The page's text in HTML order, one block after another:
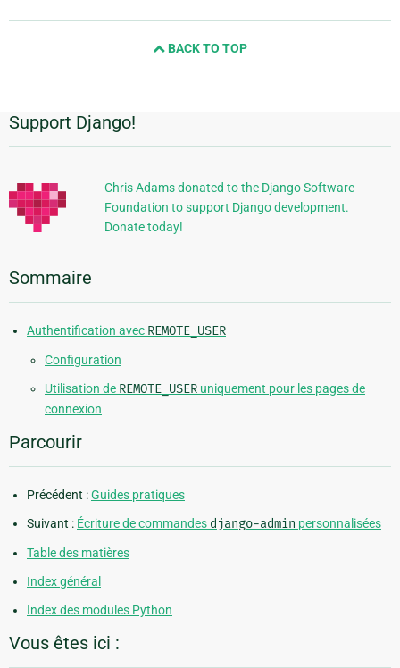
BACK TO TOP
Informations
supplémentaires
Support Django!
Chris Adams donated to the Django Software
Foundation to support Django development.
Donate today!
Sommaire
Authentification avec REMOTE_USER
Configuration
Utilisation de REMOTE_USER uniquement pour les pages de
connexion
Parcourir
Précédent :Guides pratiques
Suivant : Écriture de commandes django-admin personnalisées
Table des matières
Index général
Index des modules Python
Vous êtes ici :